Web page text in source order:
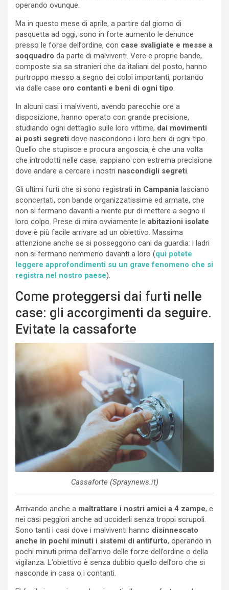
operando ovunque.
Ma in questo mese di aprile, a partire dal giorno di
pasquetta ad oggi, sono in forte aumento le denunce
presso le forse dell’ordine, con case svaligiate e messe a
soqquadro da parte di malviventi. Vere e proprie bande,
composte sia sa stranieri che da italiani del posto, hanno
purtroppo messo a segno dei colpi importanti, portando
via dalle case oro contanti e beni di ogni tipo.
In alcuni casi i malviventi, avendo parecchie ore a
disposizione, hanno operato con grande precisione,
studiando ogni dettaglio sulle loro vittime, dai movimenti
ai posti segreti dove nascondono i loro beni di ogni tipo.
Quello che stupisce e procura angoscia, è che una volta
che introdotti nelle case, sappiano con estrema precisione
dove andare a cercare i nostri nascondigli segreti.
Gli ultimi furti che si sono registrati in Campania lasciano
sconcertati, con bande organizzatissime ed armate, che
non si fermano davanti a niente pur di mettere a segno il
loro colpo. Prese di mira ovviamente le abitazioni isolate
dove è più facile arrivare ad un obiettivo. Massima
attenzione anche se si posseggono cani da guardia: i ladri
non si fermano nemmeno davanti a loro (qui potete
leggere approfondimenti su un grave fenomeno che si
registra nel nostro paese).
Come proteggersi dai furti nelle
case: gli accorgimenti da seguire.
Evitate la cassaforte
Cassaforte (Spraynews.it)
Arrivando anche a maltrattare i nostri amici a 4 zampe, e
nei casi peggiori anche ad ucciderli senza troppi scrupoli.
Sono tanti i casi dove i malviventi hanno disinnescato
anche in pochi minuti i sistemi di antifurto, operando in
pochi minuti prima dell’arrivo delle forze dell’ordine o della
vigilanza. L’obiettivo è senza dubbio quello dell’oro che si
nasconde in casa o i contanti.